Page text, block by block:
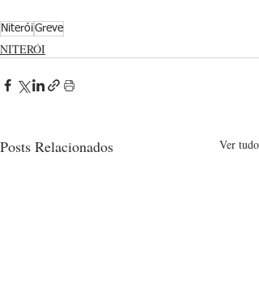
NiteróiGreve
NITERÓI
Posts Relacionados Ver tudo